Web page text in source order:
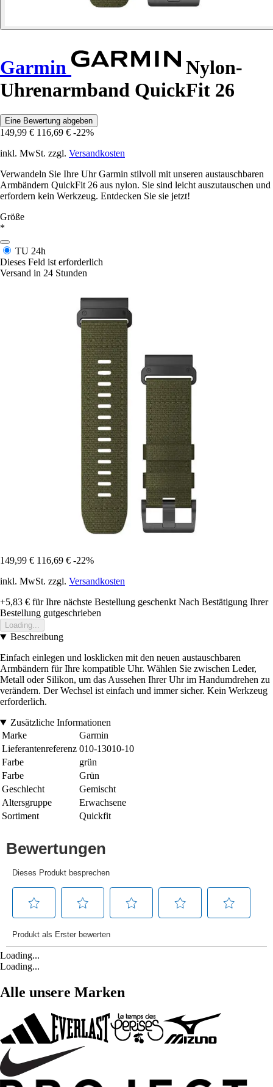
Garmin
Nylon-
Uhrenarmband QuickFit 26
Eine Bewertung abgeben
149,99 € 116,69 € -22%
inkl. MwSt. zzgl. Versandkosten
Verwandeln Sie Ihre Uhr Garmin stilvoll mit unseren austauschbaren
Armbändern QuickFit 26 aus nylon. Sie sind leicht auszutauschen und
erfordern kein Werkzeug. Entdecken Sie sie jetzt!
Größe
*
TU 24h
Dieses Feld ist erforderlich
Versand in 24 Stunden
149,99 € 116,69 € -22%
inkl. MwSt. zzgl. Versandkosten
+5,83 € für Ihre nächste Bestellung geschenkt Nach Bestätigung Ihrer
Bestellung gutgeschrieben
Loading...
Beschreibung
Einfach einlegen und losklicken mit den neuen austauschbaren
Armbändern für Ihre kompatible Uhr. Wählen Sie zwischen Leder,
Metall oder Silikon, um das Aussehen Ihrer Uhr im Handumdrehen zu
verändern. Der Wechsel ist einfach und immer sicher. Kein Werkzeug
erforderlich.
Zusätzliche Informationen
Marke
Garmin
Lieferantenreferenz 010-13010-10
Farbe
grün
Farbe
Grün
Geschlecht
Gemischt
Altersgruppe
Erwachsene
Sortiment
Quickfit
Loading...
Loading...
Alle unsere Marken